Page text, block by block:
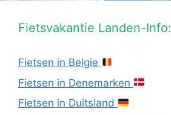
Fietsvakantie Landen-Info:
Fietsen in Belgie
Fietsen in Denemarken
Fietsen in Duitsland